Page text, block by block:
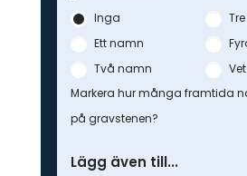
Inga
Ett namn
Två namn
Markera hur många framtida
på gravstenen?
Lägg även till...